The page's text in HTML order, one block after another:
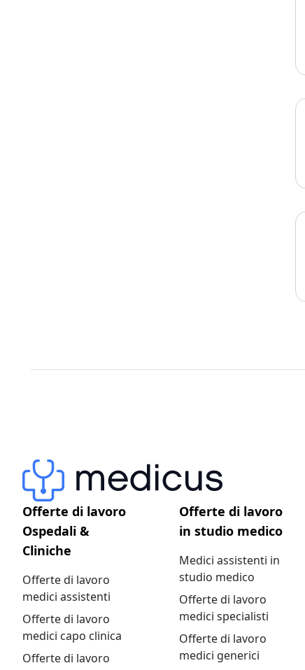
Offerte di lavoro
Ospedali &
Cliniche
Offerte di lavoro
medici assistenti
Offerte di lavoro
medici capo clinica
Offerte di lavoro
Offerte di lavoro
in studio medico
Medici assistenti in
studio medico
Offerte di lavoro
medici specialisti
Offerte di lavoro
medici generici